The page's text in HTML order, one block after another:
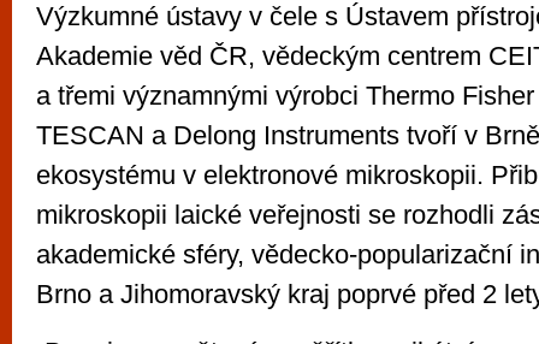
Výzkumné ústavy v čele s Ústavem
Akademie věd ČR, vědeckým centrem
a třemi významnými výrobci Thermo
TESCAN a Delong Instruments tvoří v
ekosystému v elektronové mikroskopii.
mikroskopii laické veřejnosti se rozhodli
akademické sféry, vědecko-popularizační
Brno a Jihomoravský kraj poprvé před 2